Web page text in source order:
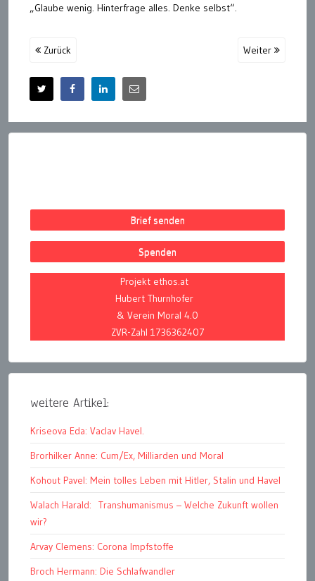
„Glaube wenig. Hinterfrage alles. Denke selbst“.
Zurück Weiter
Brief senden
Spenden
Projekt ethos.at
Hubert Thurnhofer
& Verein Moral 4.0
ZVR-Zahl 1736362407
weitere Artikel:
Kriseova Eda: Vaclav Havel.
Brorhilker Anne: Cum/Ex, Milliarden und Moral
Kohout Pavel: Mein tolles Leben mit Hitler, Stalin und Havel
Walach Harald: Transhumanismus – Welche Zukunft wollen
wir?
Arvay Clemens: Corona Impfstoffe
Broch Hermann: Die Schlafwandler